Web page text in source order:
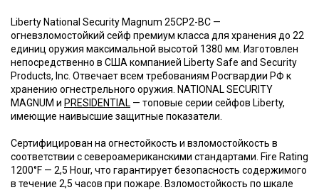
Liberty National Security Magnum 25CP2-BC —
огневзломостойкий сейф премиум класса для хранения до 22
единиц оружия максимальной высотой 1380 мм. Изготовлен
непосредственно в США компанией Liberty Safe and Security
Products, Inc. Отвечает всем требованиям Росгвардии РФ к
хранению огнестрельного оружия. NATIONAL SECURITY
MAGNUM и PRESIDENTIAL — топовые серии сейфов Liberty,
имеющие наивысшие защитные показатели.
Сертифицирован на огнестойкость и взломостойкость в
соответствии с североамериканскими стандартами. Fire Rating
1200°F — 2,5 Hour, что гарантирует безопасность содержимого
в течение 2,5 часов при пожаре. Взломостойкость по шкале